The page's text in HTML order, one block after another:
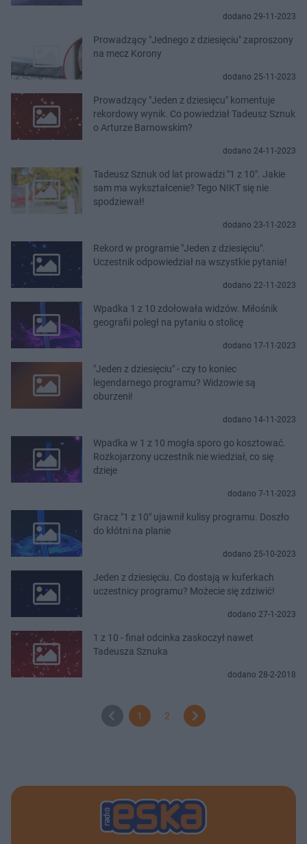
dodano 29-11-2023
Prowadzący "Jednego z dziesięciu" zaproszony
na mecz Korony
dodano 25-11-2023
Prowadzący "Jeden z dziesięcu" komentuje
rekordowy wynik. Co powiedział Tadeusz Sznuk
o Arturze Barnowskim?
dodano 24-11-2023
Tadeusz Sznuk od lat prowadzi "1 z 10". Jakie
sam ma wykształcenie? Tego NIKT się nie
spodziewał!
dodano 23-11-2023
Rekord w programie "Jeden z dziesięciu".
Uczestnik odpowiedział na wszystkie pytania!
dodano 22-11-2023
Wpadka 1 z 10 zdołowała widzów. Miłośnik
geografii poległ na pytaniu o stolicę
dodano 17-11-2023
"Jeden z dziesięciu" - czy to koniec
legendarnego programu? Widzowie są
oburzeni!
dodano 14-11-2023
Wpadka w 1 z 10 mogła sporo go kosztować.
Rozkojarzony uczestnik nie wiedział, co się
dzieje
dodano 7-11-2023
Gracz "1 z 10" ujawnił kulisy programu. Doszło
do kłótni na planie
dodano 25-10-2023
Jeden z dziesięciu. Co dostają w kuferkach
uczestnicy programu? Możecie się zdziwić!
dodano 27-1-2023
1 z 10 - finał odcinka zaskoczył nawet
Tadeusza Sznuka
dodano 28-2-2018
1 2